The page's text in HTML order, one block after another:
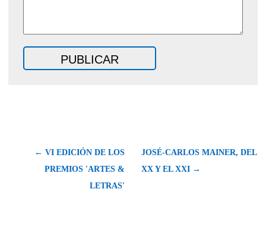
← VI EDICIÓN DE LOS
PREMIOS 'ARTES &
LETRAS'
JOSÉ-CARLOS MAINER, DEL
XX Y EL XXI →